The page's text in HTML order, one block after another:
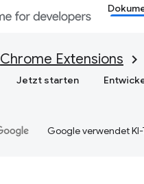
Chrome Extensions
Jetzt starten
Google verwendet